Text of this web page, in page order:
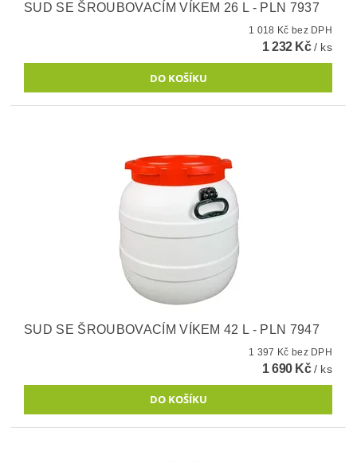
SUD SE ŠROUBOVACÍM VÍKEM 26 L - PLN 7937
1 018 Kč bez DPH
1 232 Kč/ ks
SUD SE ŠROUBOVACÍM VÍKEM 42 L - PLN 7947
1 397 Kč bez DPH
1 690 Kč/ ks